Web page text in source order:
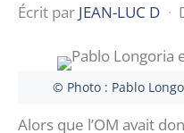
Écrit par JEAN-LUC D ·
© Photo : Pablo
Alors que l’OM avait